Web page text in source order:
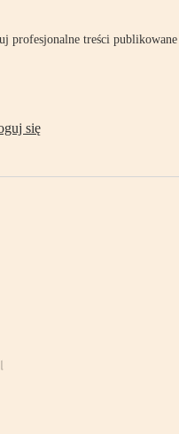
profesjonalne treści publikowane
się